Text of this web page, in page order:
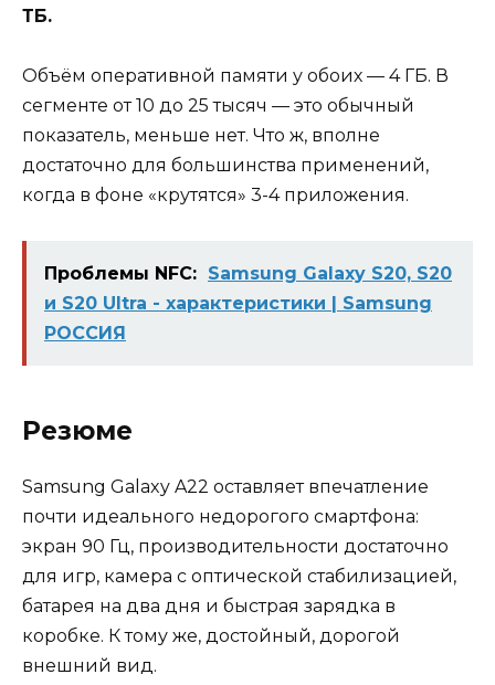
ТБ.
Объём оперативной памяти у обоих — 4 ГБ. В
сегменте от 10 до 25 тысяч — это обычный
показатель, меньше нет. Что ж, вполне
достаточно для большинства применений,
когда в фоне «крутятся» 3-4 приложения.
Проблемы NFC: Samsung Galaxy S20, S20
и S20 Ultra - характеристики | Samsung
РОССИЯ
Резюме
Samsung Galaxy A22 оставляет впечатление
почти идеального недорогого смартфона:
экран 90 Гц, производительности достаточно
для игр, камера с оптической стабилизацией,
батарея на два дня и быстрая зарядка в
коробке. К тому же, достойный, дорогой
внешний вид.